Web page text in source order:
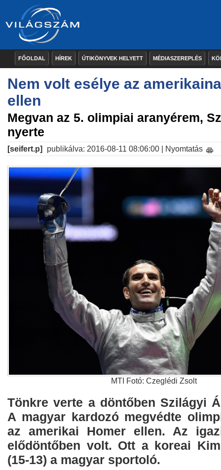
FŐOLDAL HÍREK ÚTIKÖNYVEK HELYETT MÉDIASZEREPLÉS
Nem volt esélye az
ellen
Megvan az 5. olimpiai aranyérem,
nyerte
[seifert.p] publikálva: 2016-08-11 08:06:00 | Nyomtatás
MTI Fotó: Czeglédi Zsolt
Tönkre verte a döntőben Szilágyi
A magyar kardozó megvédte
az amerikai Homer ellen. Az
elődöntőben volt. Ott a koreai
(15-13) a magyar sportoló.